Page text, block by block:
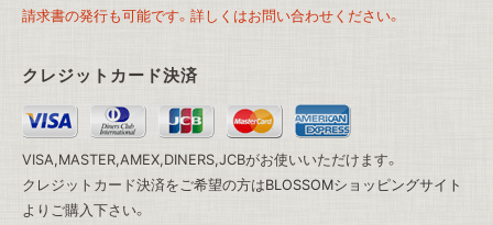
請求書の発行も可能です。詳しくはお問い合わせください。
クレジットカード決済
VISA,MASTER,AMEX,DINERS,JCBがお使いいただけます。
クレジットカード決済をご希望の方はBLOSSOMショッピングサイト
よりご購入下さい。